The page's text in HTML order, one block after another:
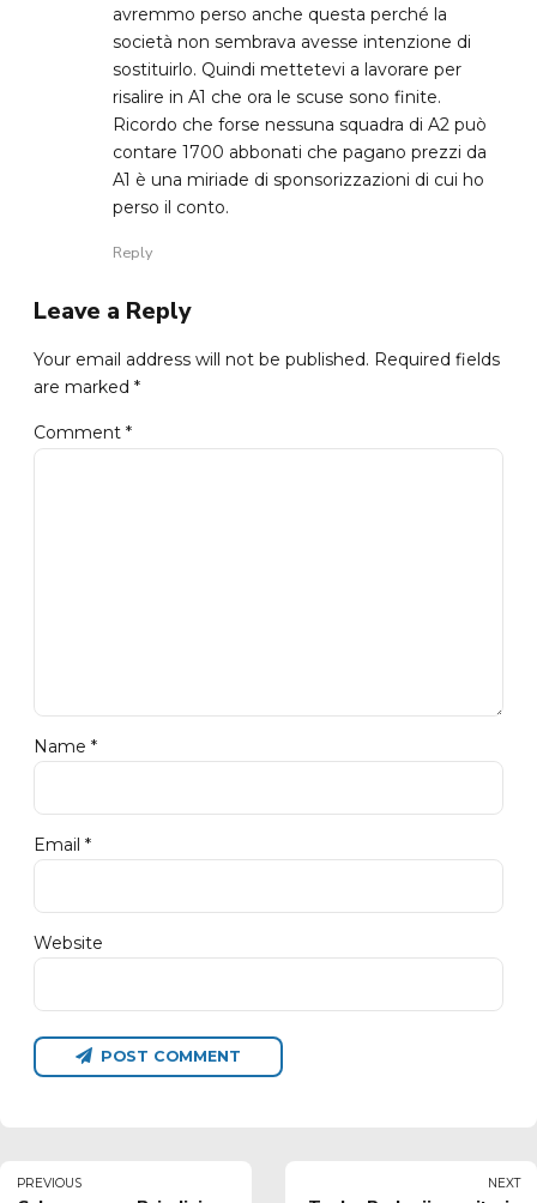
avremmo perso anche questa perché la
società non sembrava avesse intenzione di
sostituirlo. Quindi mettetevi a lavorare per
risalire in A1 che ora le scuse sono finite.
Ricordo che forse nessuna squadra di A2 può
contare 1700 abbonati che pagano prezzi da
A1 è una miriade di sponsorizzazioni di cui ho
perso il conto.
Reply
Leave a Reply
Your email address will not be published. Required fields
are marked *
Comment *
Name *
Email *
Website
POST COMMENT
PREVIOUS NEXT